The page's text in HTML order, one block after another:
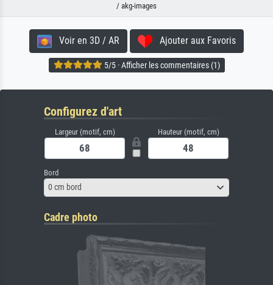
/ akg-images
Voir en 3D / AR Ajouter aux Favoris
5/5 · Afficher les commentaires (1)
Configurez d'art
Largeur (motif, cm) Hauteur (motif, cm)
Bord
0 cm bord
Cadre photo